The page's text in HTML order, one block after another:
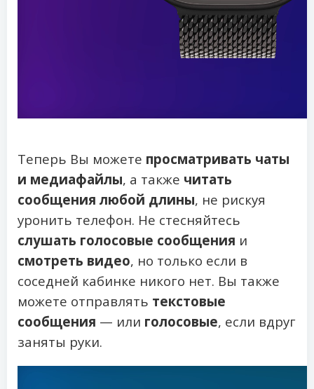
Теперь Вы можете просматривать чаты
и медиафайлы, а также читать
сообщения любой длины, не рискуя
уронить телефон. Не стесняйтесь
слушать голосовые сообщения и
смотреть видео, но только если в
соседней кабинке никого нет. Вы также
можете отправлять текстовые
сообщения — или голосовые, если вдруг
заняты руки.